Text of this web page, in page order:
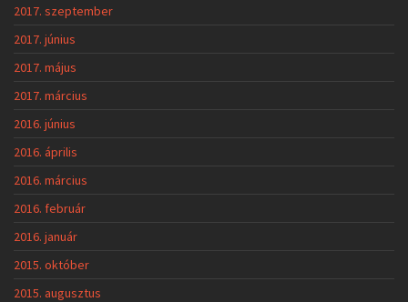
2017. szeptember
2017. június
2017. május
2017. március
2016. június
2016. április
2016. március
2016. február
2016. január
2015. október
2015. augusztus